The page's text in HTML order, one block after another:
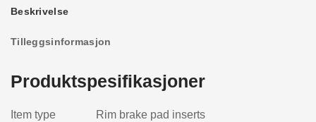
Beskrivelse
Tilleggsinformasjon
Produktspesifikasjoner
Item type Rim brake pad inserts